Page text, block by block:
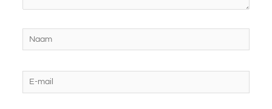
Naam
mail